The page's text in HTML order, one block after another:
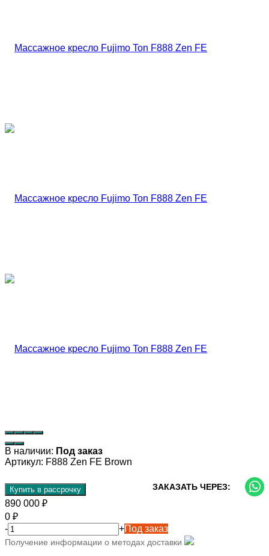
В наличии: Под заказ
Артикул: F888 Zen FE Brown
Купить в рассрочку ЗАКАЗАТЬ ЧЕРЕЗ:
890 000 ₽
0 ₽
-
+Под заказ
Получение информации о методах доставки